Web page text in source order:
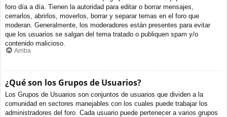
foro día a día. Tienen la autoridad para editar o borrar mensajes,
cerrarlos, abrirlos, moverlos, borrar y separar temas en el foro que
moderan. Generalmente, los moderadores están presentes para evitar
que los usuarios se salgan del tema tratado o publiquen spam y/o
contenido malicioso.
Arriba
¿Qué son los Grupos de Usuarios?
Los Grupos de Usuarios son conjuntos de usuarios que dividen a la
comunidad en sectores manejables con los cuales puede trabajar los
administradores del foro. Cada usuario puede pertenecer a varios grupos